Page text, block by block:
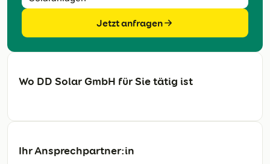
Jetzt anfragen
Wo DD Solar GmbH für Sie tätig ist
Ihr Ansprechpartner:in